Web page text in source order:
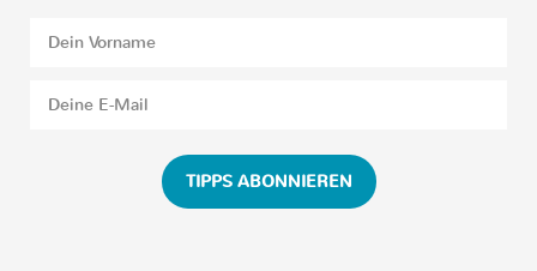
TIPPS ABONNIEREN